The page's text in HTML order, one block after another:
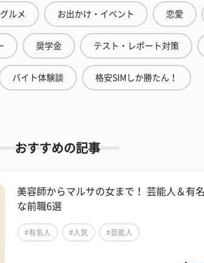
グルメ お出かけ・イベント 恋愛
奨学金 テスト・レポート対策
バイト体験談 格安SIMしか勝たん！
おすすめの記事
美容師からマルサの女まで！ 芸能人＆有
な前職6選
#有名人 #人気 #芸能人